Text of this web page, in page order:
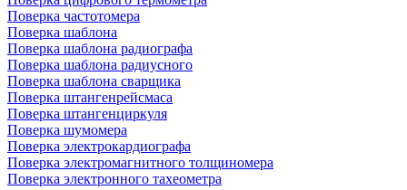
Поверка частотомера
Поверка шаблона
Поверка шаблона радиографа
Поверка шаблона радиусного
Поверка шаблона сварщика
Поверка штангенрейсмаса
Поверка штангенциркуля
Поверка шумомера
Поверка электрокардиографа
Поверка электромагнитного толщиномера
Поверка электронного тахеометра